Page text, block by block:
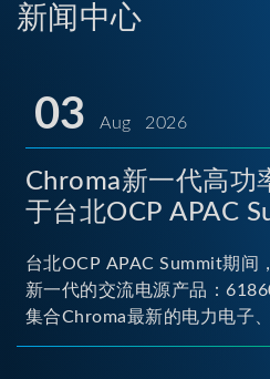
新闻中心
03 Aug 2026
Chroma新一代高功
于台北OCP APAC
台北OCP APAC Summit期间
新一代的交流电源产品：
集合Chroma最新的电力电子
实现5U高度具备最大60kVA